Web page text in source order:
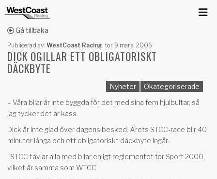
Gå tillbaka
Publicerad av: WestCoast Racing, tor 9 mars, 2006
DICK OGILLAR ETT OBLIGATORISKT
DÄCKBYTE
Nyheter
Okategoriserade
– Våra bilar är inte byggda för det med sina fem hjulbultar, så
jag tycker det är kass.
Dick är inte glad över dagens besked: Årets STCC-race blir 40
minuter långa och ett obligatoriskt däckbyte ingår.
I STCC tävlar alla med bilar enligt reglementet för Sport 2000,
vilket är samma som WTCC.